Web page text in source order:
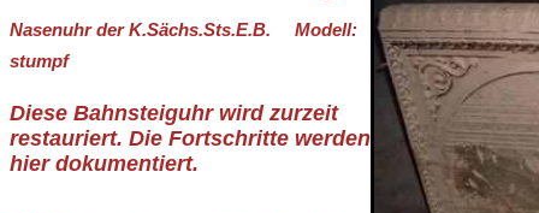
Nasenuhr der K.Sächs.Sts.E.B. Modell:
stumpf
Diese Bahnsteiguhr wird zurzeit
restauriert. Die Fortschritte werden
hier dokumentiert.